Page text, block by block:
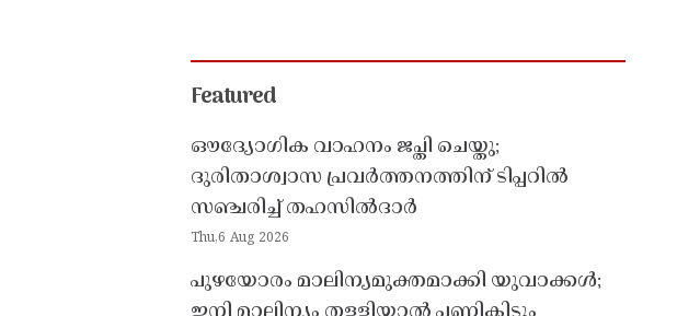
Featured
ഔദ്യോഗിക വാഹനം ജപ്തി ചെയ്തു;
ദുരിതാശ്വാസ പ്രവർത്തനത്തിന് ടിപ്പറിൽ
സഞ്ചരിച്ച് തഹസിൽദാർ
Thu,6 Aug 2026
പുഴയോരം മാലിന്യമുക്തമാക്കി യുവാക്കൾ;